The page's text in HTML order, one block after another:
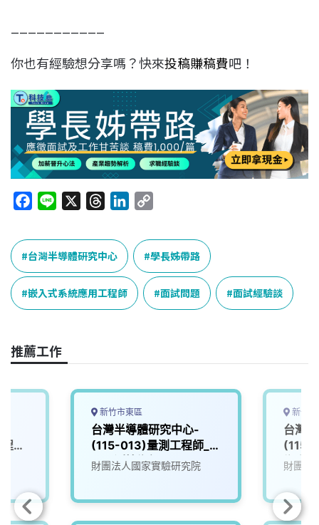
你也有經驗想分享嗎？快來投稿賺稿費吧！
c
e
b
o
o
n
e
r
e
a
d
s
k
e
I
p
y
L
i
n
台灣半導體研究中心 學長姊帶路
嵌入式系統應用工程師 面試問題 面試經驗談
推薦工作
技
新竹市東區
台灣半導體研究中心-
(115-013)量測工程師_電
子量測技術組
財團法人國家實驗研究院
新竹
台灣
(115-
術人
財團法